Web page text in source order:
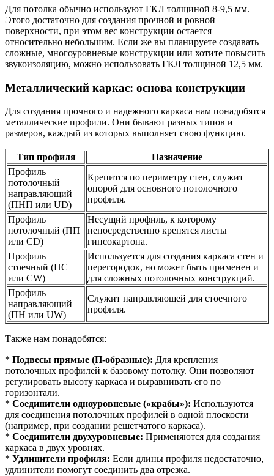
Для потолка обычно используют ГКЛ толщиной 8-9,5 мм.
Этого достаточно для создания прочной и ровной
поверхности, при этом вес конструкции остается
относительно небольшим. Если же вы планируете создавать
сложные, многоуровневые конструкции или хотите повысить
звукоизоляцию, можно использовать ГКЛ толщиной 12,5 мм.
Металлический каркас: основа конструкции
Для создания прочного и надежного каркаса нам понадобятся
металлические профили. Они бывают разных типов и
размеров, каждый из которых выполняет свою функцию.
Тип профиля
Назначение
Профиль
потолочный
направляющий
(ПНП или UD)
Крепится по периметру стен, служит
опорой для основного потолочного
профиля.
Профиль
потолочный (ПП
или CD)
Несущий профиль, к которому
непосредственно крепятся листы
гипсокартона.
Профиль
стоечный (ПС
или CW)
Используется для создания каркаса стен и
перегородок, но может быть применен и
для сложных потолочных конструкций.
Профиль
направляющий
(ПН или UW)
Служит направляющей для стоечного
профиля.
Также нам понадобятся:
* Подвесы прямые (П-образные): Для крепления
потолочных профилей к базовому потолку. Они позволяют
регулировать высоту каркаса и выравнивать его по
горизонтали.
* Соединители одноуровневые («крабы»): Используются
для соединения потолочных профилей в одной плоскости
(например, при создании решетчатого каркаса).
* Соединители двухуровневые: Применяются для создания
каркаса в двух уровнях.
* Удлинители профиля: Если длины профиля недостаточно,
удлинители помогут соединить два отрезка.